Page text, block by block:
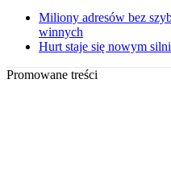
Miliony adresów bez
winnych
Hurt staje się nowym
Promowane treści